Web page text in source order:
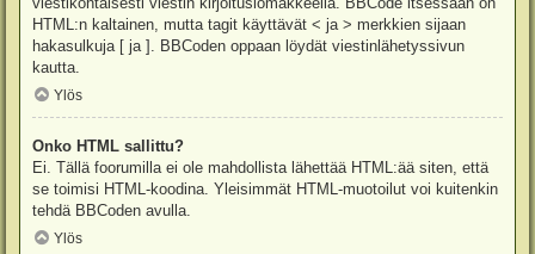
HTML:n kaltainen, mutta tagit käyttävät < ja > merkkien sijaan
hakasulkuja [ ja ]. BBCoden oppaan löydät viestinlähetyssivun
kautta.
Ylös
Onko HTML sallittu?
Ei. Tällä foorumilla ei ole mahdollista lähettää HTML:ää siten, että
se toimisi HTML-koodina. Yleisimmät HTML-muotoilut voi kuitenkin
tehdä BBCoden avulla.
Ylös